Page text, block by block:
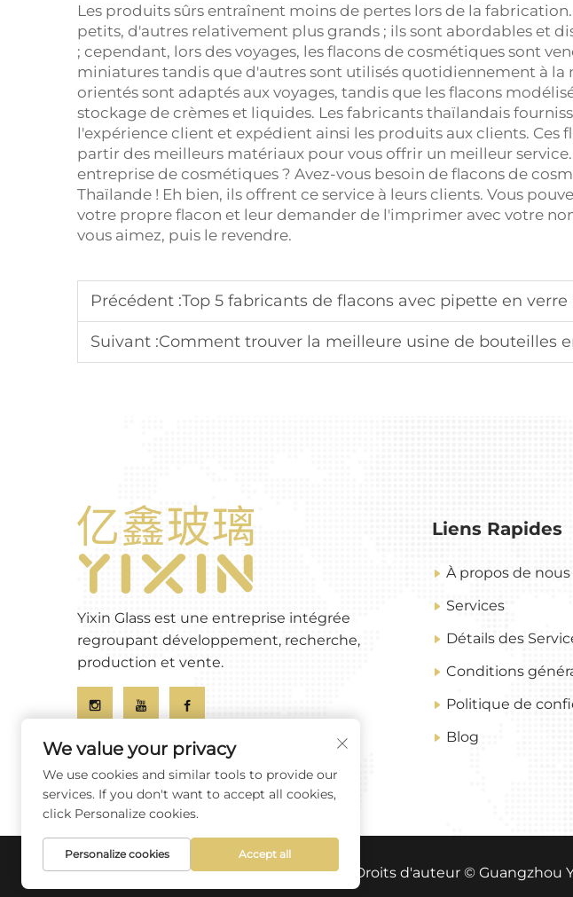
Les produits sûrs entraînent moins de pertes lors de la
petits, d'autres relativement plus grands ; ils sont abordables et
; cependant, lors des voyages, les flacons de cosmétiques sont
miniatures tandis que d'autres sont utilisés quotidiennement à la
orientés sont adaptés aux voyages, tandis que les flacons
stockage de crèmes et liquides. Les fabricants thaïlandais
l'expérience client et expédient ainsi les produits aux clients. Ces
partir des meilleurs matériaux pour vous offrir un meilleur service.
entreprise de cosmétiques ? Avez-vous besoin de flacons de
Thaïlande ! Eh bien, ils offrent ce service à leurs clients. Vous
votre propre flacon et leur demander de l'imprimer avec votre
vous aimez, puis le revendre.
Précédent :Top 5 fabricants de flacons avec pipette en
Suivant :Comment trouver la meilleure usine de bouteilles en
Yixin Glass est une entreprise intégrée
regroupant développement, recherche,
production et vente.
Liens Rapides
À propos de nous
Services
Détails des
Conditions
Politique de
Blog
Droits d'auteur © Guangzhou
We value your privacy
We use cookies and similar tools to provide our
services. If you don't want to accept all cookies,
click Personalize cookies.
Personalize cookies Accept all